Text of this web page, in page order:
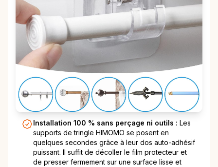
Installation 100 % sans perçage ni outils : Les
supports de tringle HIMOMO se posent en
quelques secondes grâce à leur dos auto-adhésif
puissant. Il suffit de décoller le film protecteur et
de presser fermement sur une surface lisse et